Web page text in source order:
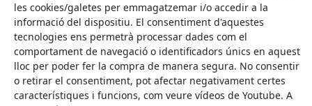
les cookies/galetes per emmagatzemar i/o accedir a la
informació del dispositiu. El consentiment d'aquestes
tecnologies ens permetrà processar dades com el
comportament de navegació o identificadors únics en aquest
lloc per poder fer la compra de manera segura. No consentir
o retirar el consentiment, pot afectar negativament certes
característiques i funcions, com veure vídeos de Youtube. A
Amb el suport de:
Eva Palomar
Web feta per